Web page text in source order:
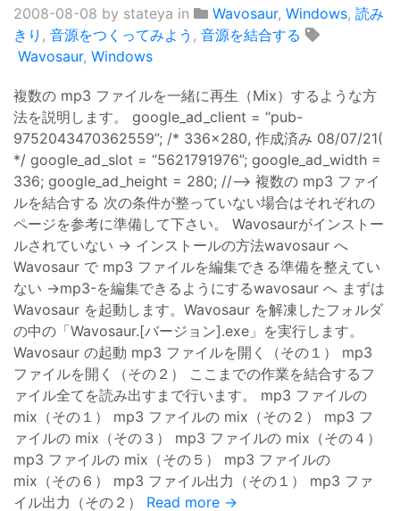
2008-08-08 by stateya in Wavosaur, Windows, 読み
きり , 音源をつくってみよう , 音源を結合する
Wavosaur, Windows
複数の mp3 ファイルを一緒に再生（Mix）するような方
法を説明します。 google_ad_client = “pub-
9752043470362559”; /* 336x280, 作成済み 08/07/21(
*/ google_ad_slot = “5621791976”; google_ad_width =
336; google_ad_height = 280; //–> 複数の mp3 ファイ
ルを結合する 次の条件が整っていない場合はそれぞれの
ページを参考に準備して下さい。 Wavosaurがインストー
ルされていない → インストールの方法wavosaur へ
Wavosaur で mp3 ファイルを編集できる準備を整えてい
ない →mp3-を編集できるようにするwavosaur へ まずは
Wavosaur を起動します。Wavosaur を解凍したフォルダ
の中の「Wavosaur.[バージョン].exe」を実行します。
Wavosaur の起動 mp3 ファイルを開く（その１） mp3
ファイルを開く（その２） ここまでの作業を結合するフ
ァイル全てを読み出すまで行います。 mp3 ファイルの
mix（その１） mp3 ファイルの mix（その２） mp3 フ
ァイルの mix（その３） mp3 ファイルの mix（その４）
mp3 ファイルの mix（その５） mp3 ファイルの
mix（その６） mp3 ファイル出力（その１） mp3 ファ
イル出力（その２） Read more →